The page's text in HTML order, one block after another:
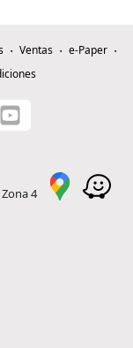
Ventas
e-Paper
4